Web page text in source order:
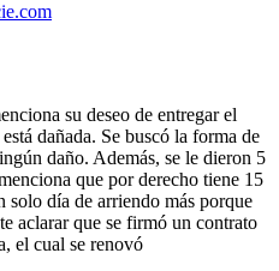
su deseo de entregar el
dañada. Se buscó la forma de
daño. Además, se le dieron 5
que por derecho tiene 15
solo día de arriendo más porque
aclarar que se firmó un contrato
el cual se renovó